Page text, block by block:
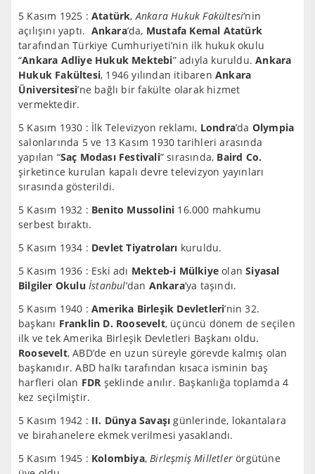
5 Kasım 1925 : Atatürk,Ankara Hukuk Fakültesi‘nin
açılışını yaptı. Ankara’da, Mustafa Kemal Atatürk
tarafından Türkiye Cumhuriyeti’nin ilk hukuk okulu
“Ankara Adliye Hukuk Mektebi” adıyla kuruldu.Ankara
Hukuk Fakültesi, 1946 yılından itibaren Ankara
Üniversitesi’ne bağlı bir fakülte olarak hizmet
vermektedir.
5 Kasım 1930 : İlk Televizyon reklamı, Londra’da Olympia
salonlarında 5 ve 13 Kasım 1930 tarihleri arasında
yapılan “Saç Modası Festivali” sırasında, Baird Co.
şirketince kurulan kapalı devre televizyon yayınları
sırasında gösterildi.
5 Kasım 1932 : Benito Mussolini 16.000 mahkumu
serbest bıraktı.
5 Kasım 1934 : Devlet Tiyatroları kuruldu.
5 Kasım 1936 : Eski adı Mekteb-i Mülkiye olanSiyasal
Bilgiler Okulu İstanbul’dan Ankara’ya taşındı.
5 Kasım 1940 : Amerika Birleşik Devletleri’nin 32.
başkanı Franklin D. Roosevelt, üçüncü dönem de seçilen
ilk ve tek Amerika Birleşik Devletleri Başkanı oldu.
Roosevelt, ABD’de en uzun süreyle görevde kalmış olan
başkanıdır. ABD halkı tarafından kısaca isminin baş
harfleri olan FDR şeklinde anılır. Başkanlığa toplamda 4
kez seçilmiştir.
5 Kasım 1942 : II. Dünya Savaşı günlerinde, lokantalara
ve birahanelere ekmek verilmesi yasaklandı.
5 Kasım 1945 : Kolombiya,Birleşmiş Milletler örgütüne